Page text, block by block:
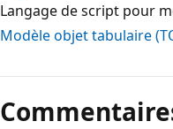
Langage de script pour
Modèle objet tabulaire